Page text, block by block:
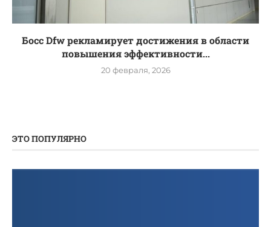
Босс Dfw рекламирует достижения в области
повышения эффективности...
20 февраля, 2026
ЭТО ПОПУЛЯРНО